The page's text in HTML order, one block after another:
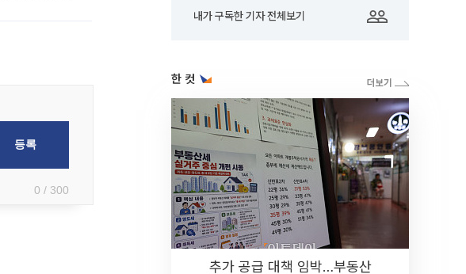
0 / 300
내가 구독한 기자 전체보기
한 컷
추가 공급 대책 임박…부동산